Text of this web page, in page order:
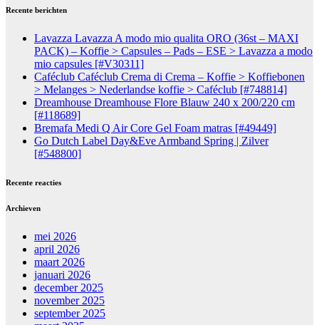
Recente berichten
Lavazza Lavazza A modo mio qualita ORO (36st – MAXI
PACK) – Koffie > Capsules – Pads – ESE > Lavazza a modo
mio capsules [#V30311]
Caféclub Caféclub Crema di Crema – Koffie > Koffiebonen
> Melanges > Nederlandse koffie > Caféclub [#748814]
Dreamhouse Dreamhouse Flore Blauw 240 x 200/220 cm
[#118689]
Bremafa Medi Q Air Core Gel Foam matras [#49449]
Go Dutch Label Day&Eve Armband Spring | Zilver
[#548800]
Recente reacties
Archieven
mei 2026
april 2026
maart 2026
januari 2026
december 2025
november 2025
september 2025